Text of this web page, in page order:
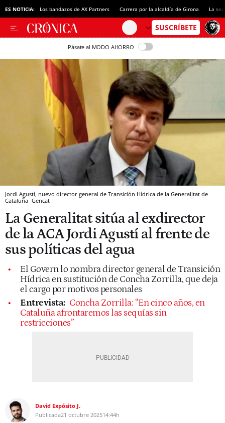
ES NOTICIA: Los bandazos de AX Partners Carrera por la alcaldía de Girona La
Pásate al MODO AHORRO
Jordi Agustí, nuevo director general de Transición Hídrica de la Generalitat de
Cataluña Gencat
La Generalitat sitúa al exdirector
de la ACA Jordi Agustí al frente de
sus políticas del agua
El Govern lo nombra director general de Transición
Hídrica en sustitución de Concha Zorrilla, que deja
el cargo por motivos personales
Entrevista: Concha Zorrilla: “En cinco años, en
Cataluña afrontaremos las sequías sin
restricciones”
David Expósito J.
Publicada21 octubre 202514:44h